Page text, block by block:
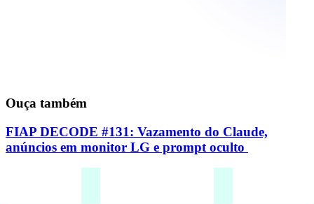
Ouça também
FIAP DECODE #131: Vazamento do Claude,
anúncios em monitor LG e prompt oculto